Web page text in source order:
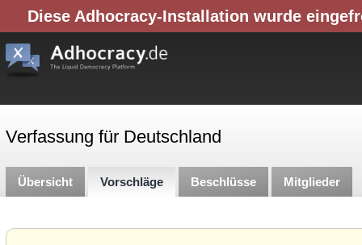
Diese Adhocracy-Installation wurde
Verfassung für Deutschland
Übersicht Vorschläge Beschlüsse Mitglieder